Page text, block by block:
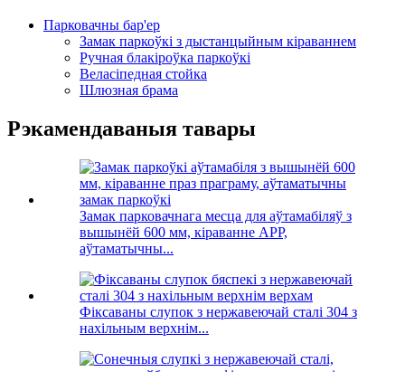
Парковачны бар'ер
Замак паркоўкі з дыстанцыйным кіраваннем
Ручная блакіроўка паркоўкі
Веласіпедная стойка
Шлюзная брама
Рэкамендаваныя тавары
Замак парковачнага месца для аўтамабіляў з
вышынёй 600 мм, кіраванне APP,
аўтаматычны...
Фіксаваны слупок з нержавеючай сталі 304 з
нахільным верхнім...